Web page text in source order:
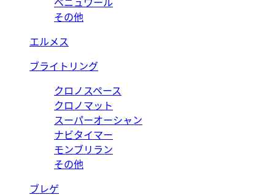
ベニュワール
その他
エルメス
ブライトリング
クロノスペース
クロノマット
スーパーオーシャン
ナビタイマー
モンブリラン
その他
ブレゲ